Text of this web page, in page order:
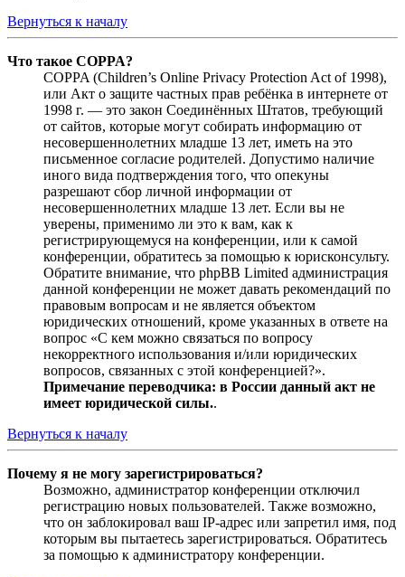
Вернуться к началу
Что такое COPPA?
COPPA (Children’s Online Privacy Protection Act of 1998),
или Акт о защите частных прав ребёнка в интернете от
1998 г. — это закон Соединённых Штатов, требующий
от сайтов, которые могут собирать информацию от
несовершеннолетних младше 13 лет, иметь на это
письменное согласие родителей. Допустимо наличие
иного вида подтверждения того, что опекуны
разрешают сбор личной информации от
несовершеннолетних младше 13 лет. Если вы не
уверены, применимо ли это к вам, как к
регистрирующемуся на конференции, или к самой
конференции, обратитесь за помощью к юрисконсульту.
Обратите внимание, что phpBB Limited администрация
данной конференции не может давать рекомендаций по
правовым вопросам и не является объектом
юридических отношений, кроме указанных в ответе на
вопрос «С кем можно связаться по вопросу
некорректного использования и/или юридических
вопросов, связанных с этой конференцией?».
Примечание переводчика: в России данный акт не
имеет юридической силы..
Вернуться к началу
Почему я не могу зарегистрироваться?
Возможно, администратор конференции отключил
регистрацию новых пользователей. Также возможно,
что он заблокировал ваш IP-адрес или запретил имя, под
которым вы пытаетесь зарегистрироваться. Обратитесь
за помощью к администратору конференции.